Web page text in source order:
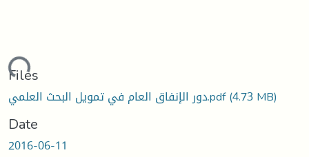
Files
دور الإنفاق العام في تمويل البحث العلمي.pdf(4.73 MB)
Date
2016-06-11